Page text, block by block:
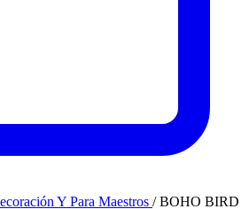
Y Para Maestros / BOHO BIRD